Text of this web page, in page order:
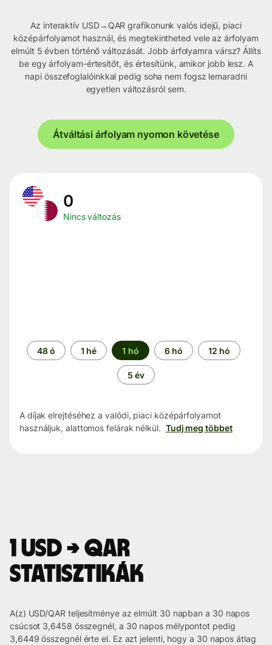
Az interaktív USD→QAR grafikonunk valós idejű, piaci
középárfolyamot használ, és megtekintheted vele az árfolyam
elmúlt 5 évben történő változását. Jobb árfolyamra vársz? Állíts
be egy árfolyam-értesítőt, és értesítünk, amikor jobb lesz. A
napi összefoglalóinkkal pedig soha nem fogsz lemaradni
egyetlen változásról sem.
Átváltási árfolyam nyomon követése
0
Nincs változás
Időszak
48 ó 1 hé 1 hó 6 hó 12 hó
5 év
A díjak elrejtéséhez a valódi, piaci középárfolyamot
használjuk, alattomos felárak nélkül. Tudj meg többet
1 USD → QAR
statisztikák
A(z) USD/QAR teljesítménye az elmúlt 30 napban a 30 napos
csúcsot 3,6458 összegnél, a 30 napos mélypontot pedig
3,6449 összegnél érte el. Ez azt jelenti, hogy a 30 napos átlag